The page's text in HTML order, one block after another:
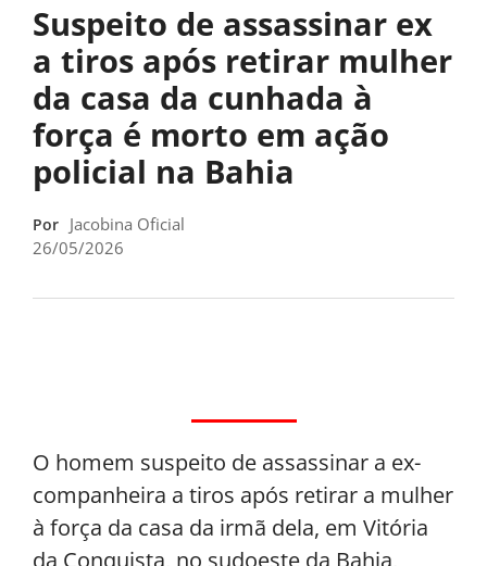
Suspeito de assassinar ex
a tiros após retirar mulher
da casa da cunhada à
força é morto em ação
policial na Bahia
Por Jacobina Oficial
26/05/2026
O homem suspeito de assassinar a ex-
companheira a tiros após retirar a mulher
à força da casa da irmã dela, em Vitória
da Conquista, no sudoeste da Bahia,